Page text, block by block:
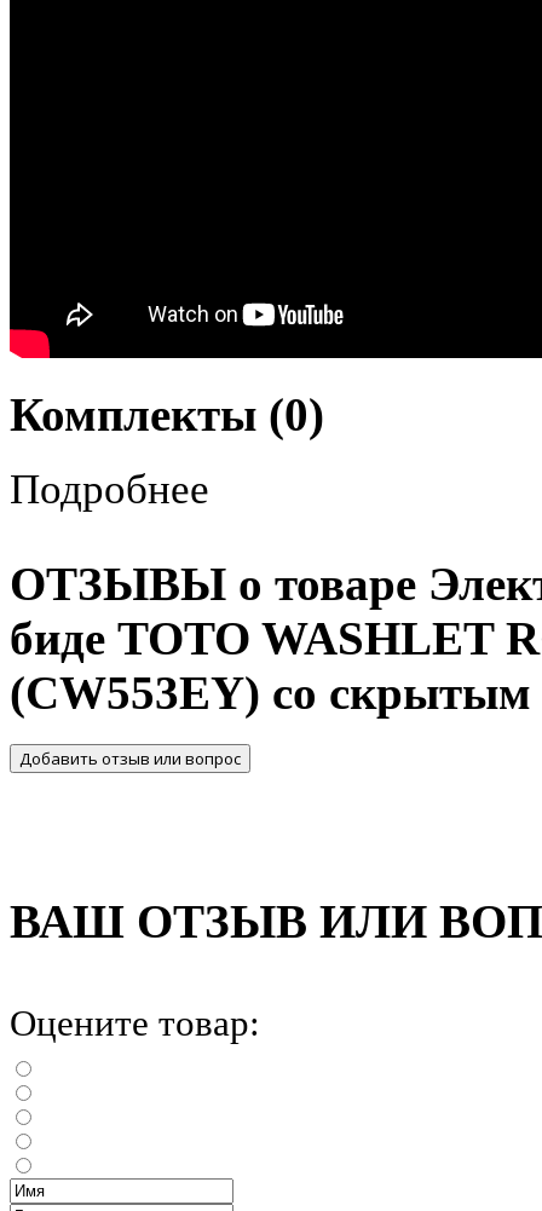
Комплекты (0)
Подробнее
ОТЗЫВЫ о товаре
биде TOTO WASHLET
(CW553EY) со
Добавить отзыв или вопрос
ВАШ ОТЗЫВ ИЛИ
Оцените товар: